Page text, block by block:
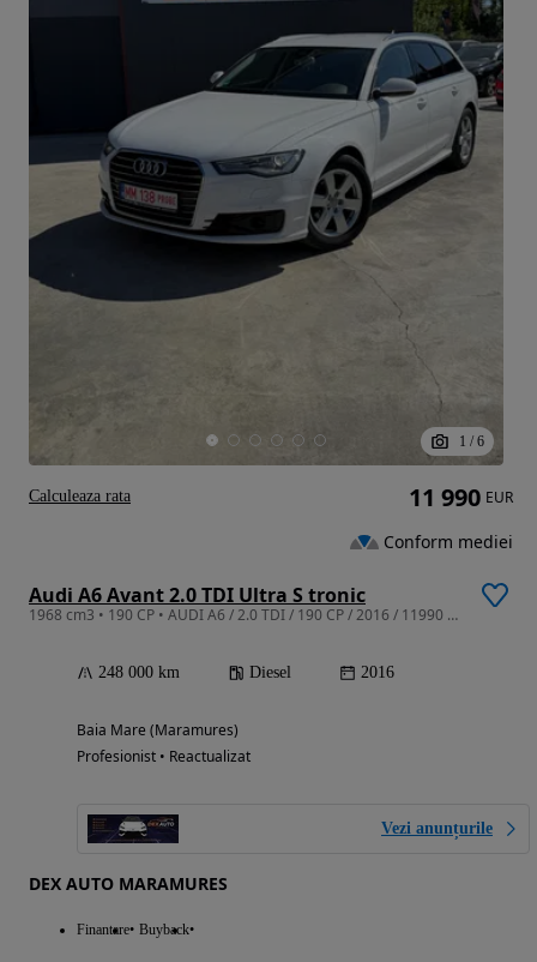
1 / 6
Audi A6 Avant 2.0 TDI Ultra S tronic
1968 cm3 • 190 CP • AUDI A6 / 2.0 TDI / 190 CP / 2016 / 11990 euro
248 000 km Diesel 2016
Baia Mare (Maramures)
Profesionist • Reactualizat
Vezi anunțurile
DEX AUTO MARAMURES
Finantare Buyback
11 990 EUR
Conform mediei
Calculeaza rata